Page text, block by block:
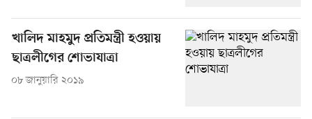
খালিদ মাহমুদ প্রতিমন্ত্রী হওয়ায়
ছাত্রলীগের শোভাযাত্রা
০৮ জানুয়ারি ২০১৯